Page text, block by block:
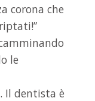
corona che
le
Il dentista è